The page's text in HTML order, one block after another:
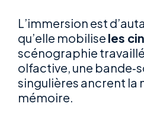
L’immersion est
qu’elle mobilise les
scénographie
olfactive, une
singulières ancrent la
mémoire.